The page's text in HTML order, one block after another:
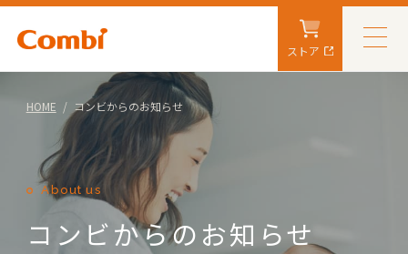
ストア
HOME コンビからのお知らせ
About us
コンビからのお知らせ